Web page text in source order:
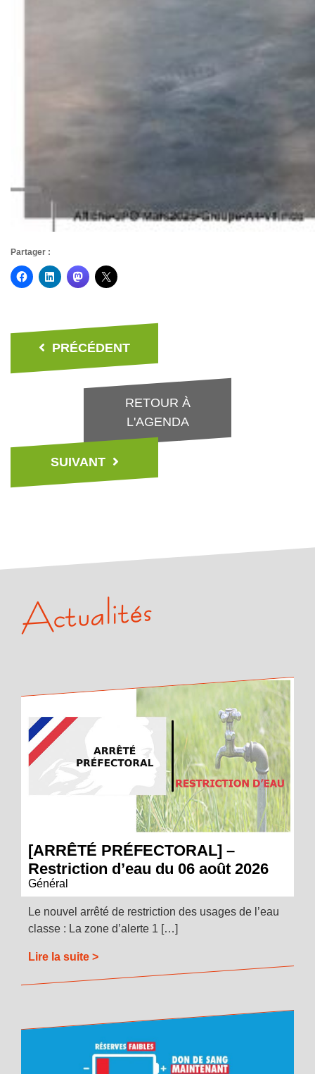
Partager :
PRÉCÉDENT
RETOUR À
L'AGENDA
SUIVANT
Actualités
[ARRÊTÉ PRÉFECTORAL] –
Restriction d’eau du 06 août 2026
Général
Le nouvel arrêté de restriction des usages de l’eau
classe : La zone d’alerte 1 […]
Lire la suite >